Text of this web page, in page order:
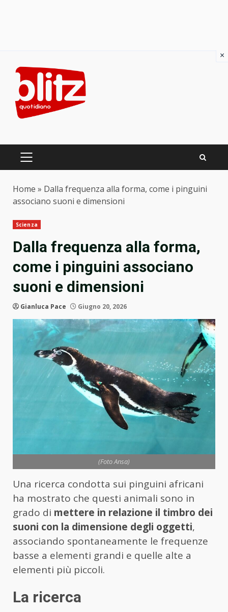
content
PRIMARY
Home » Dalla frequenza alla forma, come i pinguini
associano suoni e dimensioni
Scienza
Dalla frequenza alla forma,
come i pinguini associano
suoni e dimensioni
Gianluca Pace Giugno 20, 2026
(Foto Ansa)
Una ricerca condotta sui pinguini africani
ha mostrato che questi animali sono in
grado di mettere in relazione il timbro dei
suoni con la dimensione degli oggetti,
associando spontaneamente le frequenze
basse a elementi grandi e quelle alte a
elementi più piccoli.
La ricerca
×